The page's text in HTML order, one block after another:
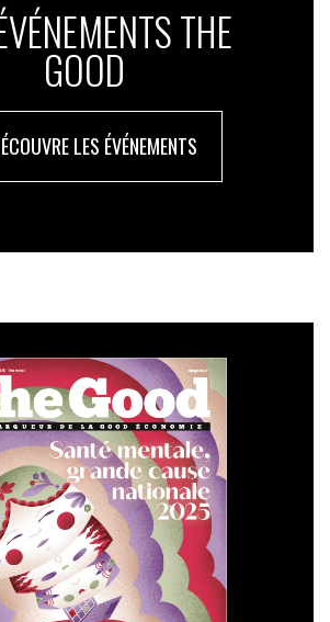
THE
GOOD
LES ÉVÉNEMENTS